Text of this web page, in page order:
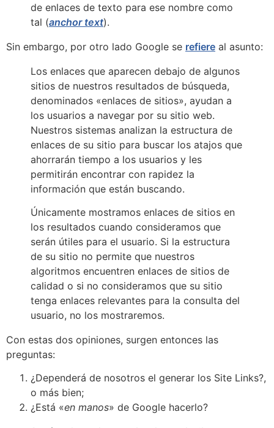
de enlaces de texto para ese nombre como
tal (anchor text).
Sin embargo, por otro lado Google se refiere al asunto:
Los enlaces que aparecen debajo de algunos
sitios de nuestros resultados de búsqueda,
denominados «enlaces de sitios», ayudan a
los usuarios a navegar por su sitio web.
Nuestros sistemas analizan la estructura de
enlaces de su sitio para buscar los atajos que
ahorrarán tiempo a los usuarios y les
permitirán encontrar con rapidez la
información que están buscando.
Únicamente mostramos enlaces de sitios en
los resultados cuando consideramos que
serán útiles para el usuario. Si la estructura
de su sitio no permite que nuestros
algoritmos encuentren enlaces de sitios de
calidad o si no consideramos que su sitio
tenga enlaces relevantes para la consulta del
usuario, no los mostraremos.
Con estas dos opiniones, surgen entonces las
preguntas:
¿Dependerá de nosotros el generar los Site Links?,
o más bien;
¿Está «en manos» de Google hacerlo?